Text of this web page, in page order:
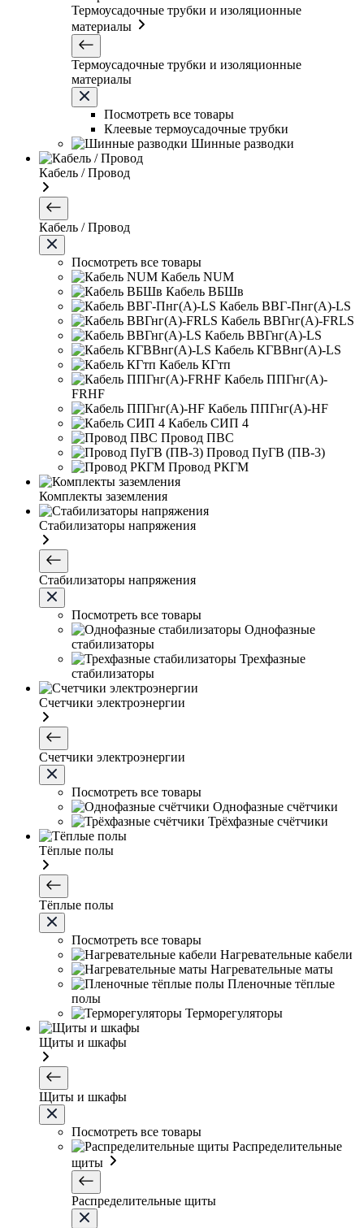
Термоусадочные трубки и изоляционные
материалы
Термоусадочные трубки и изоляционные
материалы
Посмотреть все товары
Клеевые термоусадочные трубки
Шинные разводки
Кабель / Провод
Кабель / Провод
Посмотреть все товары
Кабель NUM
Кабель ВБШв
Кабель ВВГ-Пнг(А)-LS
Кабель ВВГнг(А)-FRLS
Кабель ВВГнг(А)-LS
Кабель КГВВнг(А)-LS
Кабель КГтп
Кабель ППГнг(А)-
FRHF
Кабель ППГнг(А)-HF
Кабель СИП 4
Провод ПВС
Провод ПуГВ (ПВ-3)
Провод РКГМ
Комплекты заземления
Стабилизаторы напряжения
Стабилизаторы напряжения
Посмотреть все товары
Однофазные
стабилизаторы
Трехфазные
стабилизаторы
Счетчики электроэнергии
Счетчики электроэнергии
Посмотреть все товары
Однофазные счётчики
Трёхфазные счётчики
Тёплые полы
Тёплые полы
Посмотреть все товары
Нагревательные кабели
Нагревательные маты
Пленочные тёплые
полы
Терморегуляторы
Щиты и шкафы
Щиты и шкафы
Посмотреть все товары
Распределительные
щиты
Распределительные щиты